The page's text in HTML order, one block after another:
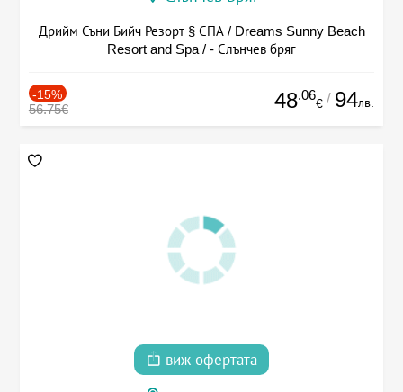
Дрийм Съни Бийч Резорт § СПА / Dreams Sunny Beach
Resort and Spa / - Слънчев бряг
-15%
56.75€ 48.06
€ / 94лв.
виж офертата